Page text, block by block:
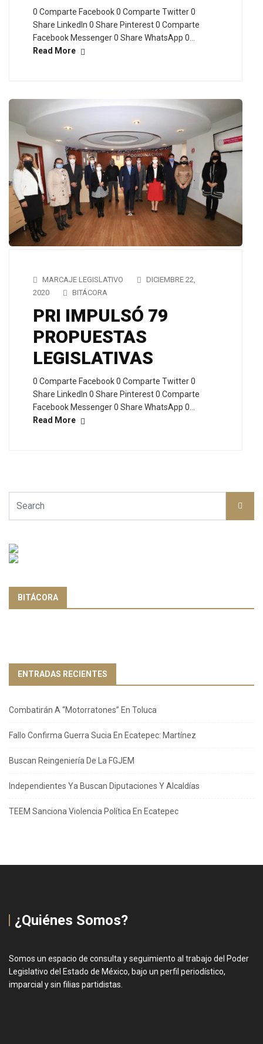
0 Comparte Facebook 0 Comparte Twitter 0
Share LinkedIn 0 Share Pinterest 0 Comparte
Facebook Messenger 0 Share WhatsApp 0…
Read More
MARCAJE LEGISLATIVO
DICIEMBRE 22,
2020
BITÁCORA
PRI IMPULSÓ 79
PROPUESTAS
LEGISLATIVAS
0 Comparte Facebook 0 Comparte Twitter 0
Share LinkedIn 0 Share Pinterest 0 Comparte
Facebook Messenger 0 Share WhatsApp 0…
Read More
BITÁCORA
ENTRADAS RECIENTES
Combatirán A “Motorratones” En Toluca
Fallo Confirma Guerra Sucia En Ecatepec: Martínez
Buscan Reingeniería De La FGJEM
Independientes Ya Buscan Diputaciones Y Alcaldías
TEEM Sanciona Violencia Política En Ecatepec
¿Quiénes Somos?
Somos un espacio de consulta y seguimiento al trabajo del Poder
Legislativo del Estado de México, bajo un perfil periodístico,
imparcial y sin filias partidistas.